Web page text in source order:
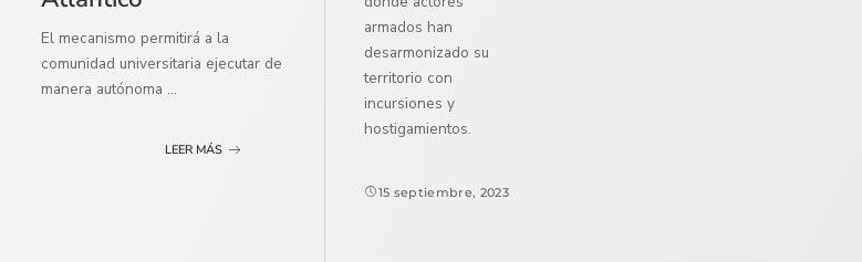
El mecanismo permitirá a la
comunidad universitaria ejecutar de
manera autónoma ...
LEER MÁS
armados han
desarmonizado su
territorio con
incursiones y
hostigamientos.
15 septiembre, 2023